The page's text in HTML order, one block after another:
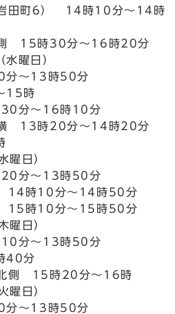
岩田町6） 14時10分～14時
側 15時30分～16時20分
曜日）
分～13時50分
15時
分～16時10分
横 13時20分～14時20分
曜日）
分～13時50分
14時10分～14時50分
15時10分～15時50分
曜日）
分～13時50分
40分
北側 15時20分～16時
曜日）
分～13時50分